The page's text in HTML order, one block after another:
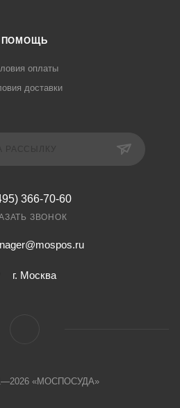
ПОМОЩЬ
оплаты
доставки
366-70-60
ЗВОНОК
г. Москва
«МОСПОСУДА»